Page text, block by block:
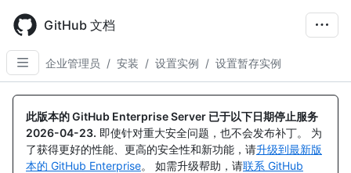
main
content
GitHub 文档
企业管理员 / 安装 / 设置实例 / 设置暂存实例
此版本的 GitHub Enterprise Server 已于以下日期停止服务
2026-04-23. 即使针对重大安全问题，也不会发布补丁。 为
了获得更好的性能、更高的安全性和新功能，请升级到最新版
本的 GitHub Enterprise。 如需升级帮助，请联系 GitHub